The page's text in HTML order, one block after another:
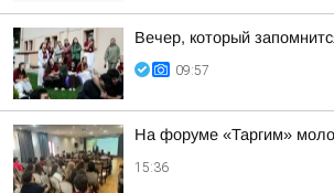
Вечер, который
09:57
На форуме «Таргим»
15:36